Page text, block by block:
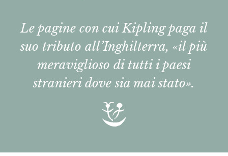
Le pagine con cui Kipling paga il
suo tributo all’Inghilterra, «il più
meraviglioso di tutti i paesi
stranieri dove sia mai stato».